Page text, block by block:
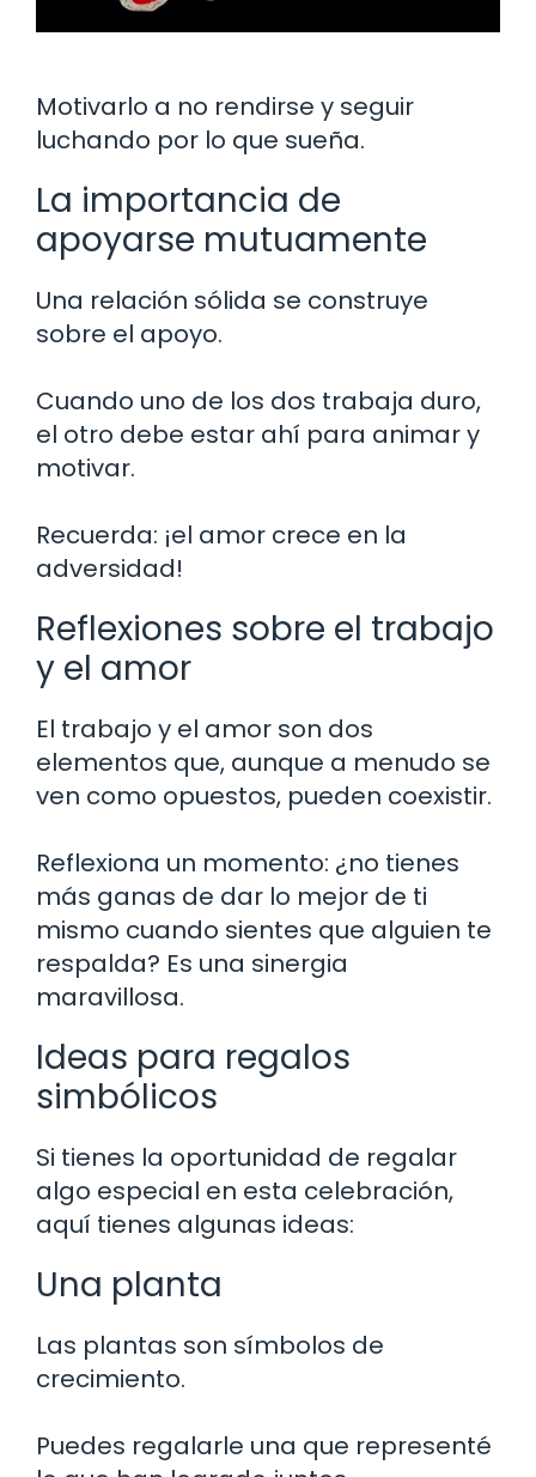
Motivarlo a no rendirse y seguir
luchando por lo que sueña.
La importancia de
apoyarse mutuamente
Una relación sólida se construye
sobre el apoyo.
Cuando uno de los dos trabaja duro,
el otro debe estar ahí para animar y
motivar.
Recuerda: ¡el amor crece en la
adversidad!
Reflexiones sobre el trabajo
y el amor
El trabajo y el amor son dos
elementos que, aunque a menudo se
ven como opuestos, pueden coexistir.
Reflexiona un momento: ¿no tienes
más ganas de dar lo mejor de ti
mismo cuando sientes que alguien te
respalda? Es una sinergia
maravillosa.
Ideas para regalos
simbólicos
Si tienes la oportunidad de regalar
algo especial en esta celebración,
aquí tienes algunas ideas:
Una planta
Las plantas son símbolos de
crecimiento.
Puedes regalarle una que representé